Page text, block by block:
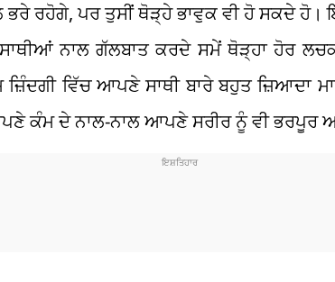
ਰਹੋਗੇ, ਪਰ ਤੁਸੀਂ ਥੋੜ੍ਹੇ ਭਾਵੁਕ ਵੀ ਹੋ ਸਕਦੇ
ਨਾਲ ਗੱਲਬਾਤ ਕਰਦੇ ਸਮੇਂ ਥੋੜ੍ਹਾ ਹੋਰ
ਵਿੱਚ ਆਪਣੇ ਸਾਥੀ ਬਾਰੇ ਬਹੁਤ ਜ਼ਿਆਦਾ
ਕੰਮ ਦੇ ਨਾਲ-ਨਾਲ ਆਪਣੇ ਸਰੀਰ ਨੂੰ ਵੀ ਭਰਪੂਰ